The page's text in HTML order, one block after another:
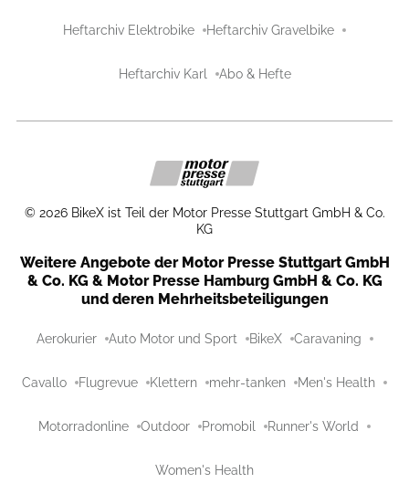
Heftarchiv Elektrobike Heftarchiv Gravelbike
Heftarchiv Karl Abo & Hefte
© 2026 BikeX ist Teil der Motor Presse Stuttgart GmbH & Co.
KG
Weitere Angebote der Motor Presse Stuttgart GmbH
& Co. KG & Motor Presse Hamburg GmbH & Co. KG
und deren Mehrheitsbeteiligungen
Aerokurier Auto Motor und Sport BikeX Caravaning
Cavallo Flugrevue Klettern mehr-tanken Men's Health
Motorradonline Outdoor Promobil Runner's World
Women's Health